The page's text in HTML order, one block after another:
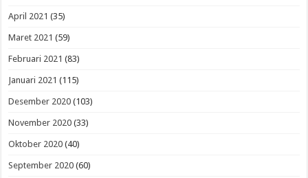
April 2021 (35)
Maret 2021 (59)
Februari 2021 (83)
Januari 2021 (115)
Desember 2020 (103)
November 2020 (33)
Oktober 2020 (40)
September 2020 (60)